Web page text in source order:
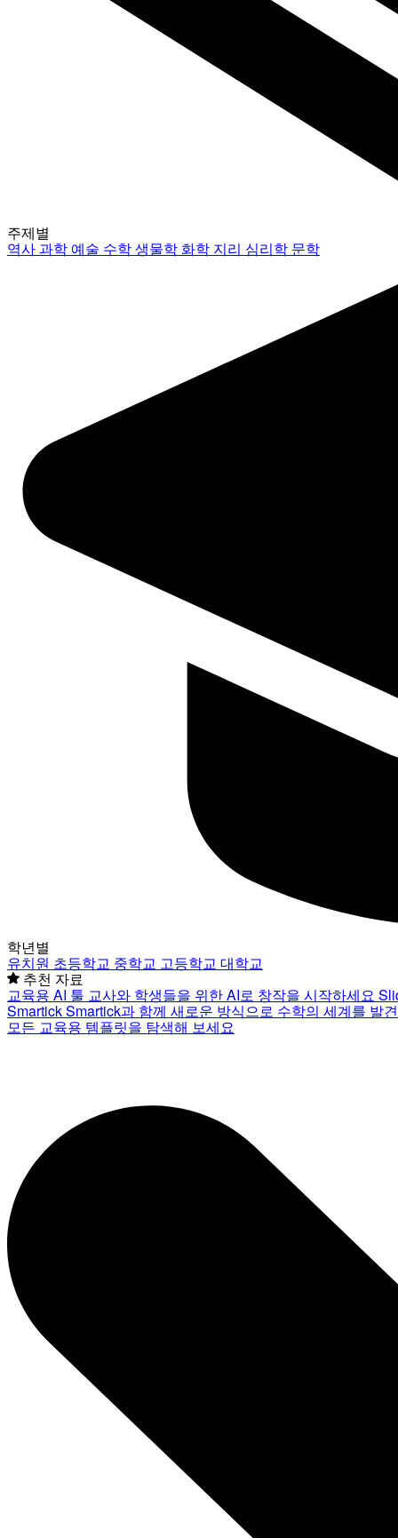
주제별
역사과학 예술 수학생물학 화학 지리 심리학 문학
학년별
유치원 초등학교 중학교 고등학교 대학교
추천 자료
교육용 AI 툴 교사와 학생들을 위한 AI로 창작을 시작하세요
SmartickSmartick과 함께 새로운 방식으로 수학의 세계를 발
모든 교육용 템플릿을 탐색해 보세요